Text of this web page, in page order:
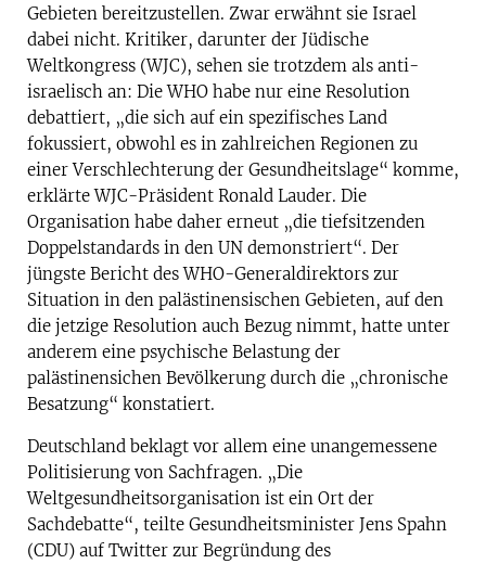
Gebieten bereitzustellen. Zwar erwähnt sie Israel
dabei nicht. Kritiker, darunter der Jüdische
Weltkongress (WJC), sehen sie trotzdem als anti-
israelisch an: Die WHO habe nur eine Resolution
debattiert, „die sich auf ein spezifisches Land
fokussiert, obwohl es in zahlreichen Regionen zu
einer Verschlechterung der Gesundheitslage“ komme,
erklärte WJC-Präsident Ronald Lauder. Die
Organisation habe daher erneut „die tiefsitzenden
Doppelstandards in den UN demonstriert“. Der
jüngste Bericht des WHO-Generaldirektors zur
Situation in den palästinensischen Gebieten, auf den
die jetzige Resolution auch Bezug nimmt, hatte unter
anderem eine psychische Belastung der
palästinensichen Bevölkerung durch die „chronische
Besatzung“ konstatiert.
Deutschland beklagt vor allem eine unangemessene
Politisierung von Sachfragen. „Die
Weltgesundheitsorganisation ist ein Ort der
Sachdebatte“, teilte Gesundheitsminister Jens Spahn
(CDU) auf Twitter zur Begründung des